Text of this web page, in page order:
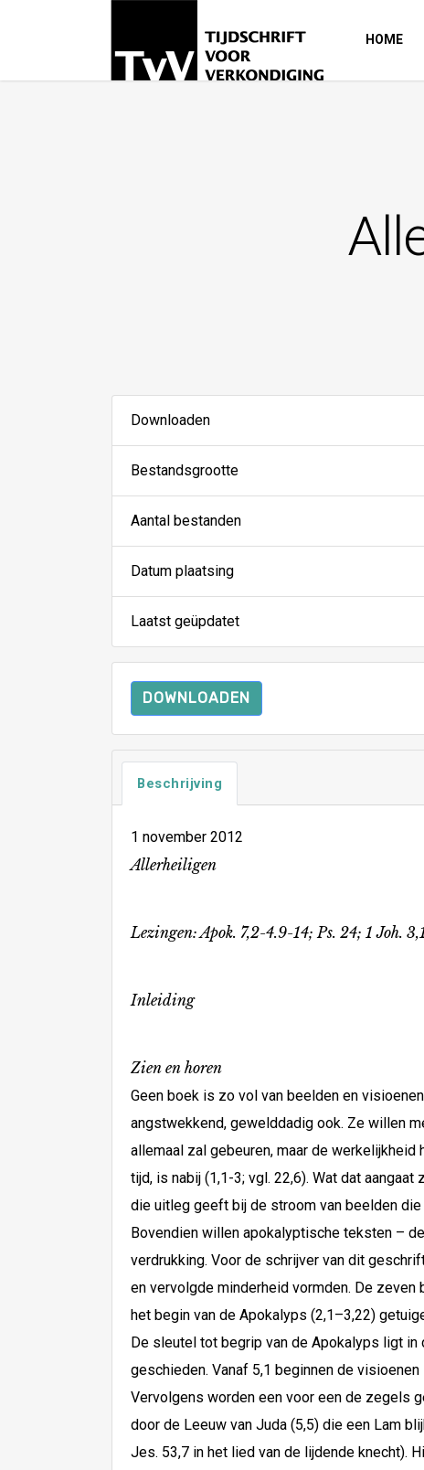
HOME
Downloaden
Bestandsgrootte
Aantal bestanden
Datum plaatsing
Laatst geüpdatet
DOWNLOADEN
Beschrijving
1 november 2012
Allerheiligen
Lezingen: Apok. 7,2-4.9-14; Ps. 24; 1 Joh.
Inleiding
Zien en horen
Geen boek is zo vol van beelden en
angstwekkend, gewelddadig ook. Ze willen
allemaal zal gebeuren, maar de werkelijkheid
tijd, is nabij (1,1-3; vgl. 22,6). Wat dat
die uitleg geeft bij de stroom van beelden
Bovendien willen apokalyptische teksten –
verdrukking. Voor de schrijver van dit
en vervolgde minderheid vormden. De zeven
het begin van de Apokalyps (2,1–3,22)
De sleutel tot begrip van de Apokalyps ligt in
geschieden. Vanaf 5,1 beginnen de
Vervolgens worden een voor een de zegels
door de Leeuw van Juda (5,5) die een Lam
Jes. 53,7 in het lied van de lijdende knecht).